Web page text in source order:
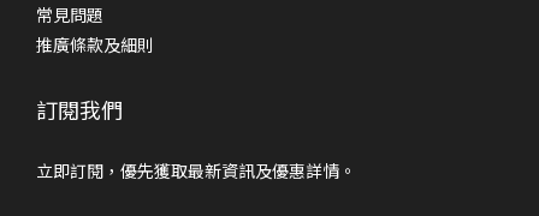
常見問題
推廣條款及細則
訂閱我們
立即訂閱，優先獲取最新資訊及優惠詳情。